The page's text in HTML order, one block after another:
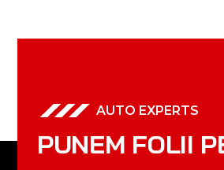
AUTO EXPERTS
PUNEM FOLII P